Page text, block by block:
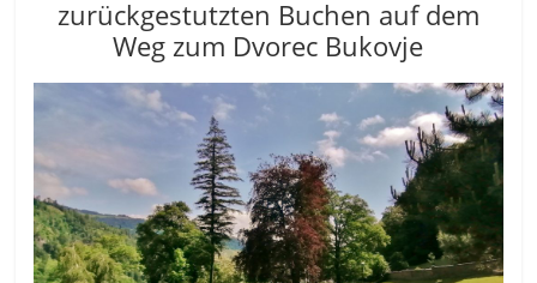
zurückgestutzten Buchen auf dem
Weg zum Dvorec Bukovje